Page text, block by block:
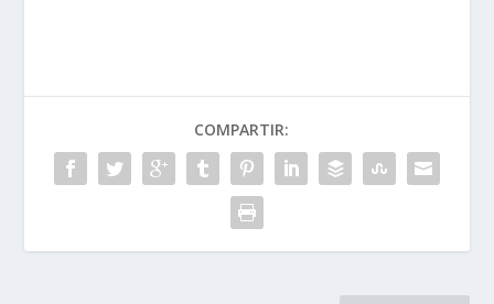
COMPARTIR: